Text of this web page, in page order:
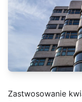
Zastwosowanie